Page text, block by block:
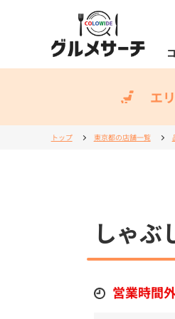
エ
トップ 東京都の店舗一覧
しゃぶ
営業時間